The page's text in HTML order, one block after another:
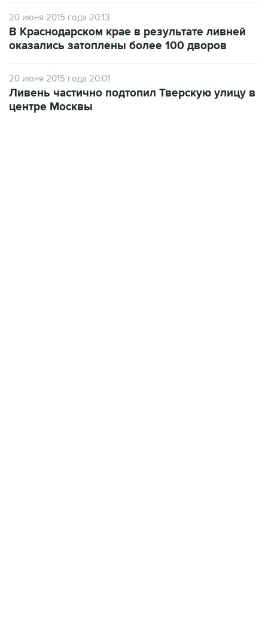
20 июня 2015 года 20:13
В Краснодарском крае в результате ливней
оказались затоплены более 100 дворов
20 июня 2015 года 20:01
Ливень частично подтопил Тверскую улицу в
центре Москвы